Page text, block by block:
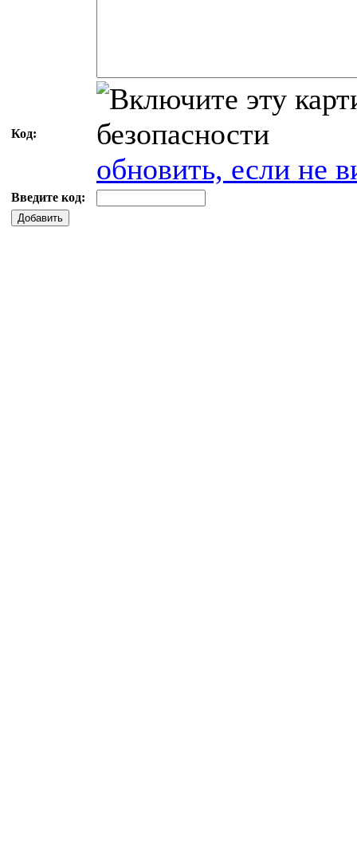
Код:
обновить, если не
Введите код:
Добавить